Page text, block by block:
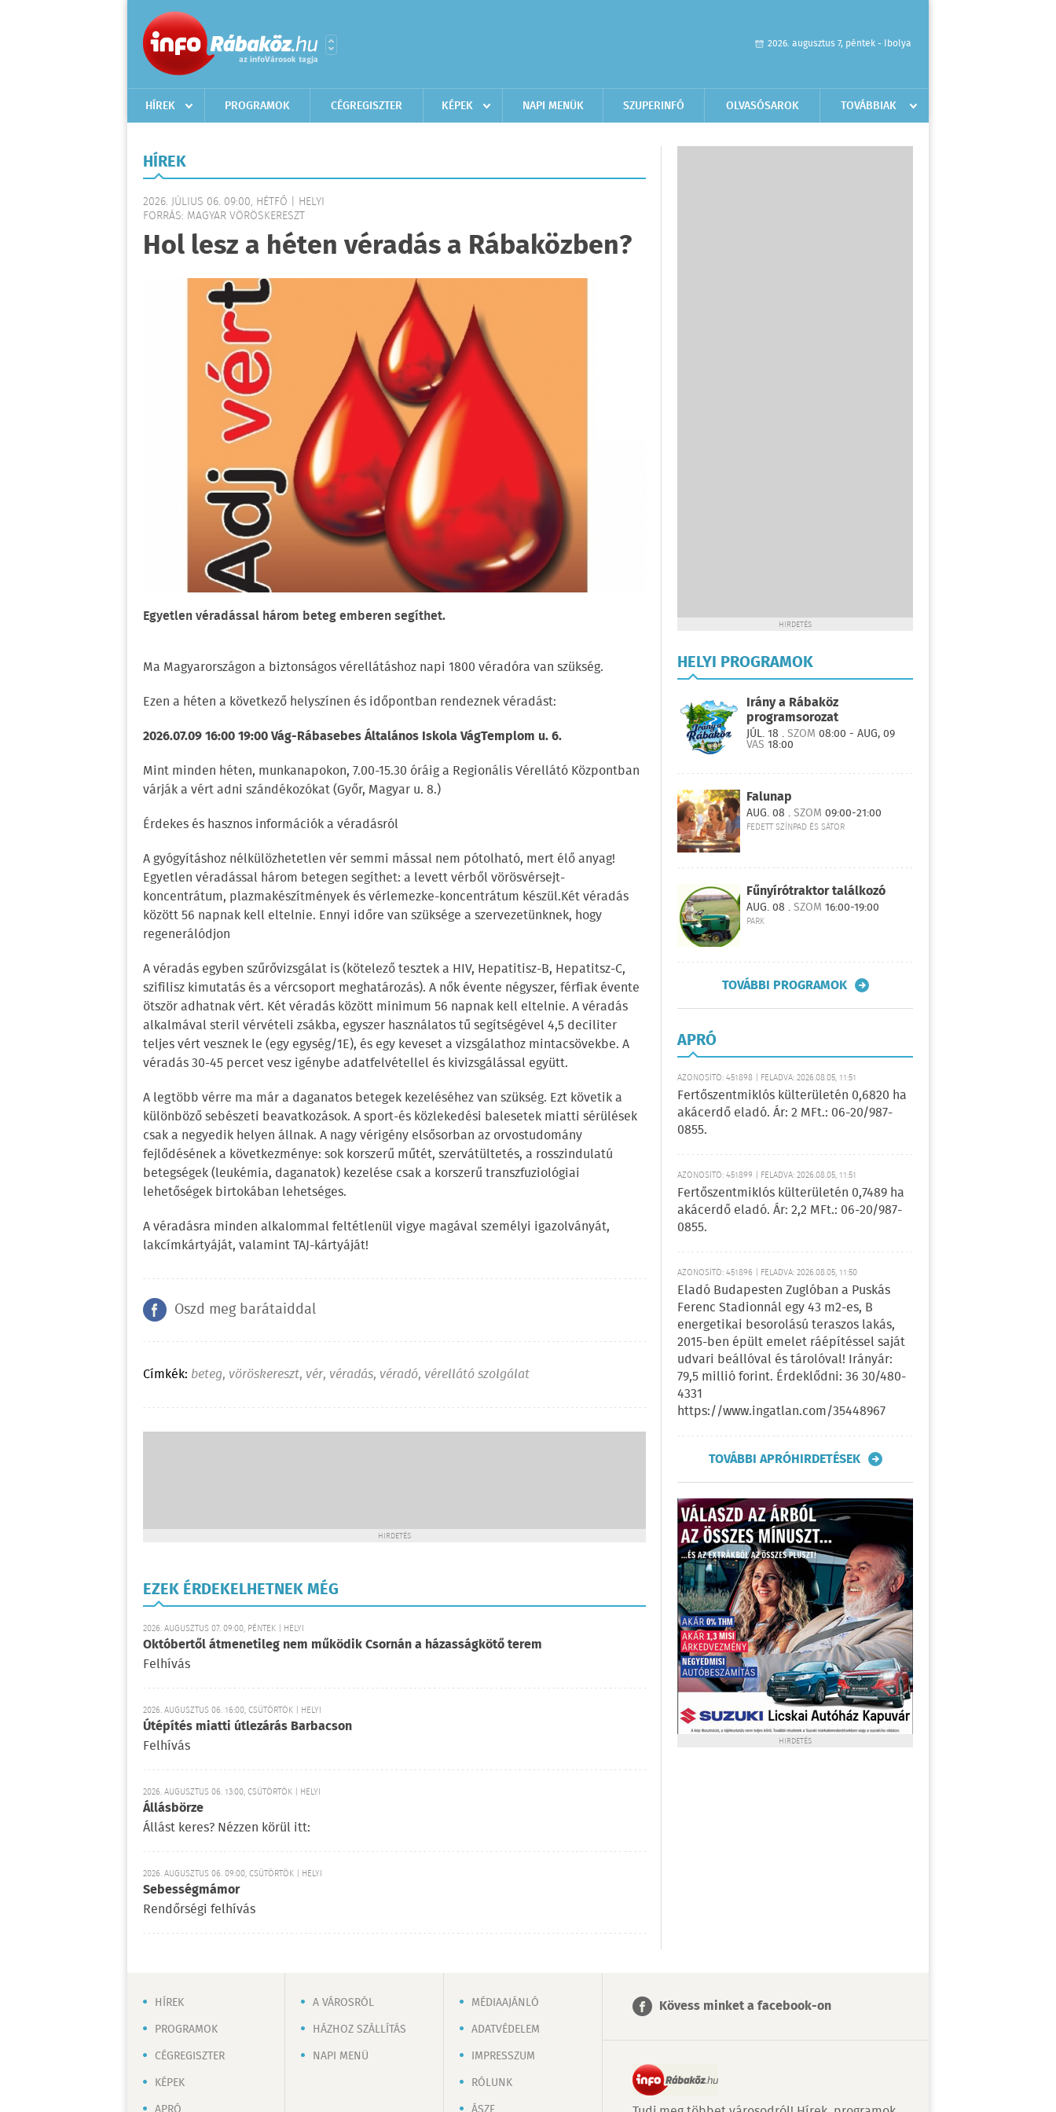
2026. augusztus 7, péntek - Ibolya
HÍREK PROGRAMOK CÉGREGISZTER KÉPEK NAPI MENÜK SZUPERINFÓ OLVASÓSAROK TOVÁBBIAK
HÍREK
2026. JÚLIUS 06. 09:00, HÉTFŐ | HELYI
FORRÁS: MAGYAR VÖRÖSKERESZT
Hol lesz a héten véradás a Rábaközben?
Egyetlen véradással három beteg emberen segíthet.
Ma Magyarországon a biztonságos vérellátáshoz napi 1800 véradóra van szükség.
Ezen a héten a következő helyszínen és időpontban rendeznek véradást:
2026.07.09 16:00 19:00 Vág-Rábasebes Általános Iskola VágTemplom u. 6.
Mint minden héten, munkanapokon, 7.00-15.30 óráig a Regionális Vérellátó Központban
várják a vért adni szándékozókat (Győr, Magyar u. 8.)
Érdekes és hasznos információk a véradásról
A gyógyításhoz nélkülözhetetlen vér semmi mással nem pótolható, mert élő anyag!
Egyetlen véradással három betegen segíthet: a levett vérből vörösvérsejt-
koncentrátum, plazmakészítmények és vérlemezke-koncentrátum készül.Két véradás
között 56 napnak kell eltelnie. Ennyi időre van szüksége a szervezetünknek, hogy
regenerálódjon
A véradás egyben szűrővizsgálat is (kötelező tesztek a HIV, Hepatitisz-B, Hepatitsz-C,
szifilisz kimutatás és a vércsoport meghatározás). A nők évente négyszer, férfiak évente
ötször adhatnak vért. Két véradás között minimum 56 napnak kell eltelnie. A véradás
alkalmával steril vérvételi zsákba, egyszer használatos tű segítségével 4,5 deciliter
teljes vért vesznek le (egy egység/1E), és egy keveset a vizsgálathoz mintacsövekbe. A
véradás 30-45 percet vesz igénybe adatfelvétellel és kivizsgálással együtt.
A legtöbb vérre ma már a daganatos betegek kezeléséhez van szükség. Ezt követik a
különböző sebészeti beavatkozások. A sport-és közlekedési balesetek miatti sérülések
csak a negyedik helyen állnak. A nagy vérigény elsősorban az orvostudomány
fejlődésének a következménye: sok korszerű műtét, szervátültetés, a rosszindulatú
betegségek (leukémia, daganatok) kezelése csak a korszerű transzfuziológiai
lehetőségek birtokában lehetséges.
A véradásra minden alkalommal feltétlenül vigye magával személyi igazolványát,
lakcímkártyáját, valamint TAJ-kártyáját!
Oszd meg barátaiddal
Címkék: beteg, vöröskereszt, vér, véradás, véradó, vérellátó szolgálat
HIRDETÉS
EZEK ÉRDEKELHETNEK MÉG
2026. AUGUSZTUS 07. 09:00, PÉNTEK | HELYI
Októbertől átmenetileg nem működik Csornán a házasságkötő terem
Felhívás
2026. AUGUSZTUS 06. 16:00, CSÜTÖRTÖK | HELYI
Útépítés miatti útlezárás Barbacson
Felhívás
2026. AUGUSZTUS 06. 13:00, CSÜTÖRTÖK | HELYI
Állásbörze
Állást keres? Nézzen körül itt:
2026. AUGUSZTUS 06. 09:00, CSÜTÖRTÖK | HELYI
Sebességmámor
Rendőrségi felhívás
HIRDETÉS
HELYI PROGRAMOK
Irány a Rábaköz
programsorozat
JÚL. 18 .SZOM 08:00 - AUG, 09
VAS 18:00
Falunap
AUG. 08 .SZOM 09:00-21:00
FEDETT SZÍNPAD ÉS SÁTOR
Fűnyírótraktor találkozó
AUG. 08 .SZOM 16:00-19:00
PARK
TOVÁBBI PROGRAMOK
APRÓ
AZONOSÍTÓ: 451898 | FELADVA: 2026.08.05, 11:51
Fertőszentmiklós külterületén 0,6820 ha
akácerdő eladó. Ár: 2 MFt.: 06-20/987-
0855.
AZONOSÍTÓ: 451899 | FELADVA: 2026.08.05, 11:51
Fertőszentmiklós külterületén 0,7489 ha
akácerdő eladó. Ár: 2,2 MFt.: 06-20/987-
0855.
AZONOSÍTÓ: 451896 | FELADVA: 2026.08.05, 11:50
Eladó Budapesten Zuglóban a Puskás
Ferenc Stadionnál egy 43 m2-es, B
energetikai besorolású teraszos lakás,
2015-ben épült emelet ráépítéssel saját
udvari beállóval és tárolóval! Irányár:
79,5 millió forint. Érdeklődni: 36 30/480-
4331
https://www.ingatlan.com/35448967
TOVÁBBI APRÓHIRDETÉSEK
HIRDETÉS
HÍREK
PROGRAMOK
CÉGREGISZTER
KÉPEK
A VÁROSRÓL
HÁZHOZ SZÁLLÍTÁS
NAPI MENÜ
MÉDIAAJÁNLÓ
ADATVÉDELEM
IMPRESSZUM
RÓLUNK
Kövess minket a facebook-on